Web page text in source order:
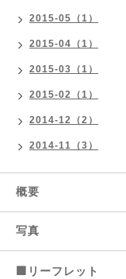
2015-05（1）
2015-04（1）
2015-03（1）
2015-02（1）
2014-12（2）
2014-11（3）
概要
写真
🟩リーフレット